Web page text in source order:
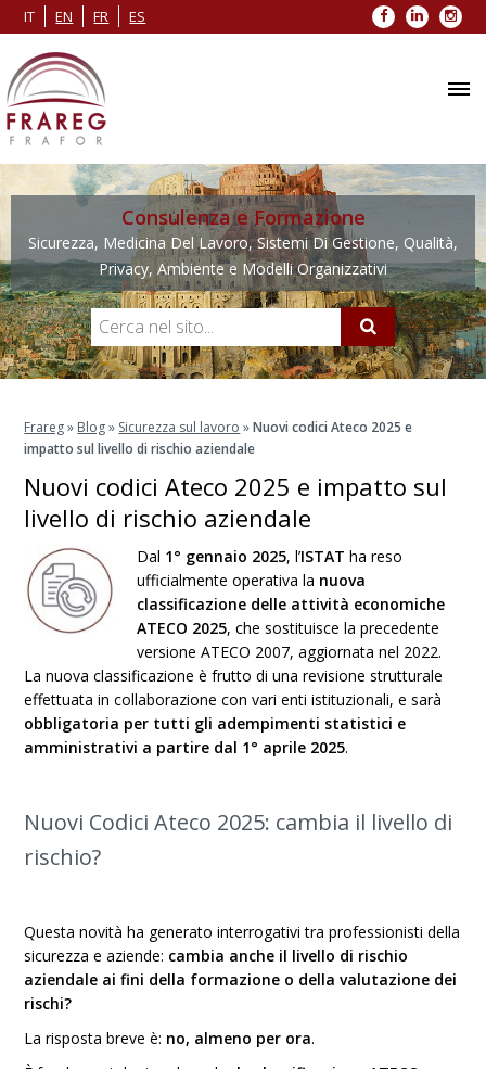
IT EN FR ES Facebook
LinkedIn
Consulenza e Formazione
Sicurezza, Medicina Del Lavoro, Sistemi Di Gestione, Qualità,
Privacy, Ambiente e Modelli Organizzativi
Frareg» Blog» Sicurezza sul lavoro »Nuovi codici Ateco 2025 e
impatto sul livello di rischio aziendale
Nuovi codici Ateco 2025 e impatto sul
livello di rischio aziendale
Dal 1° gennaio 2025, l’ISTAT ha reso
ufficialmente operativa la nuova
classificazione delle attività economiche
ATECO 2025, che sostituisce la precedente
versione ATECO 2007, aggiornata nel 2022.
La nuova classificazione è frutto di una revisione strutturale
effettuata in collaborazione con vari enti istituzionali, e sarà
obbligatoria per tutti gli adempimenti statistici e
amministrativi a partire dal 1° aprile 2025.
Nuovi Codici Ateco 2025: cambia il livello di
rischio?
Questa novità ha generato interrogativi tra professionisti della
sicurezza e aziende: cambia anche il livello di rischio
aziendale ai fini della formazione o della valutazione dei
rischi?
La risposta breve è: no, almeno per ora.